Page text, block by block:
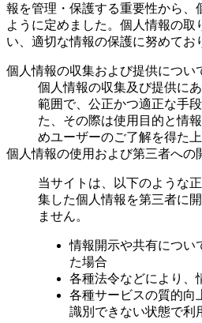
報を管理・保護する重要性から、
ように定めました。個人情報の取
い、適切な情報の保護に努めてお
個人情報の収集および提供につい
個人情報の収集及び提供に
範囲で、公正かつ適正な手
た、その際は使用目的と情
めユーザーのご了解を得た
個人情報の使用および第三者への
当サイトは、以下のような
集した個人情報を第三者に
ません。
情報開示や共有につい
た場合
各種法令などにより、
各種サービスの質的向
識別できない状態で利